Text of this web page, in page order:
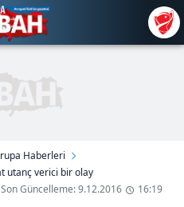
Haberleri
utanç verici bir olay
Son Güncelleme: 9.12.2016 16:19